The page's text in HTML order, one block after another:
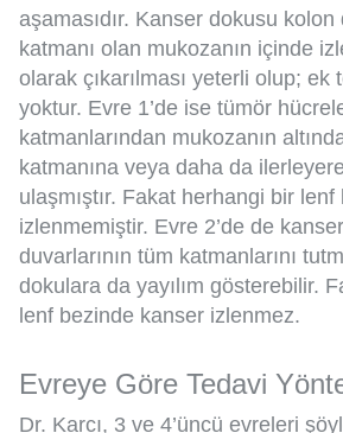
aşamasıdır. Kanser dokusu kolon
katmanı olan mukozanın içinde
olarak çıkarılması yeterli olup; ek
yoktur. Evre 1’de ise tümör
katmanlarından mukozanın
katmanına veya daha da
ulaşmıştır. Fakat herhangi bir
izlenmemiştir. Evre 2’de de
duvarlarının tüm katmanlarını
dokulara da yayılım gösterebilir.
lenf bezinde kanser izlenmez.
Evreye Göre Tedavi
Dr. Karcı, 3 ve 4’üncü evreleri